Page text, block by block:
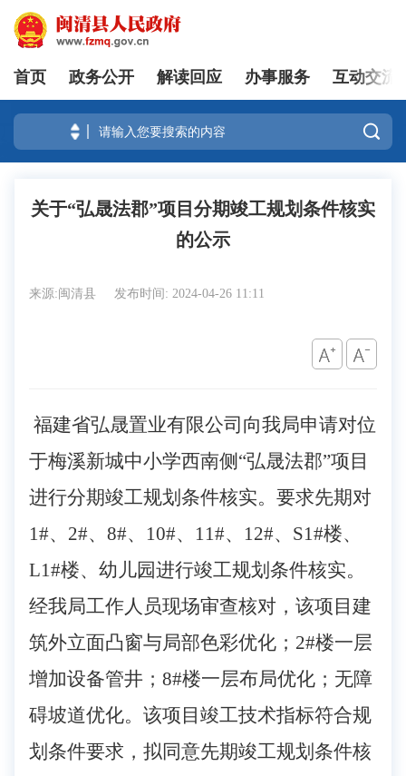
登录
首页 政务公开 解读回应 办事服务 互动交流

关于“弘晟法郡”项目分期竣工规划条件核实
的公示
来源:闽清县 发布时间: 2024-04-26 11:11
福建省弘晟置业有限公司向我局申请对位
于梅溪新城中小学西南侧 “弘晟法郡”项目
进行分期竣工规划 条件核实。要求先期对
1#、2#、8#、10#、11#、12#、S1#楼、
L1#楼、 幼儿园进行竣工规划 条件核实。
经我局工作人员现场审查核对，该项目建
筑外立面凸窗与局部色彩优化； 2#楼一层
增加设备管井； 8#楼一层布局优化； 无障
碍坡道优化。该项目竣工技术指标符合规
划条件要求， 拟同意先期竣工规划条件核